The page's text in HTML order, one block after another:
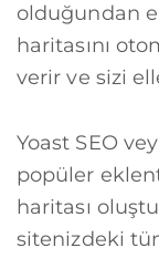
olduğundan
haritasını
verir ve sizi
Yoast SEO
popüler
haritası
sitenizdeki